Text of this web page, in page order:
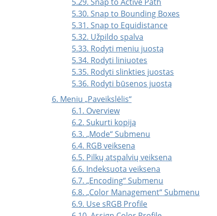
5.30. Snap to Bounding Boxes
5.31. Snap to Equidistance
5.32. Užpildo spalva
5.33. Rodyti meniu juostą
5.34. Rodyti liniuotes
5.35. Rodyti slinkties juostas
5.36. Rodyti būsenos juostą
6. Meniu „Paveikslėlis“
6.1. Overview
6.2. Sukurti kopiją
6.3.„Mode“Submenu
6.4. RGB veiksena
6.5. Pilkų atspalvių veiksena
6.6. Indeksuota veiksena
6.7.„Encoding“Submenu
6.8.„Color Management“Submenu
6.9. Use sRGB Profile